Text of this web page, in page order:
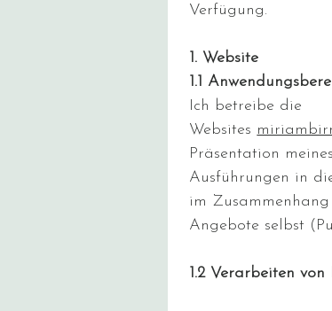
Verfügung.
1. Website
1.1
Ich betreibe die
Websites
Präsentation
Ausführungen in
im
Angebote selbst
1.2 Verarbeiten